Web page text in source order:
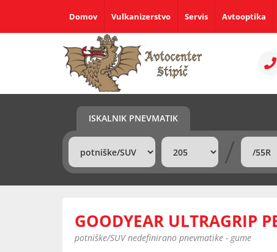
Domov Vulkanizerstvo Servis Avtooptika
ISKALNIK PNEVMATIK
/
GOODYEAR ULTRAGRIP
potniške/SUV nedefinirano pnevmatike - gume